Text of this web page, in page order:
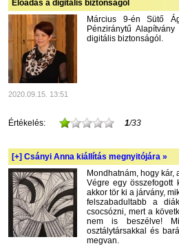
Előadás a digitális biztonságól
Március 9-én Sütő
Pénziránytű
digitális biztonságól.
2020.09.15. 13:51
Értékelés: 1/33
[+] Csányi Anna kiállítás megnyitójára »
Mondhatnám, hogy kár,
Végre egy összefogott
akkor tör ki a járvány,
felszabadultabb a
csocsózni, mert a
nem is beszélve!
osztálytársakkal és
megvan.